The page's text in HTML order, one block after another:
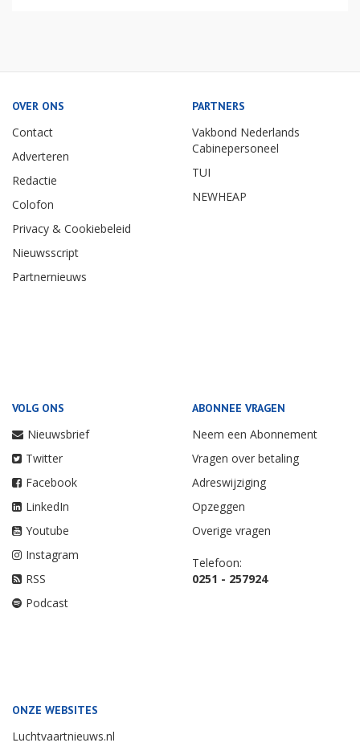
OVER ONS
Contact
Adverteren
Redactie
Colofon
Privacy & Cookiebeleid
Nieuwsscript
Partnernieuws
PARTNERS
Vakbond Nederlands
Cabinepersoneel
TUI
NEWHEAP
VOLG ONS
Nieuwsbrief
Twitter
Facebook
LinkedIn
Youtube
Instagram
RSS
Podcast
ABONNEE VRAGEN
Neem een Abonnement
Vragen over betaling
Adreswijziging
Opzeggen
Overige vragen
Telefoon:
0251 - 257924
ONZE WEBSITES
Luchtvaartnieuws.nl